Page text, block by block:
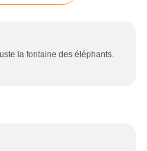
la fontaine des éléphants.